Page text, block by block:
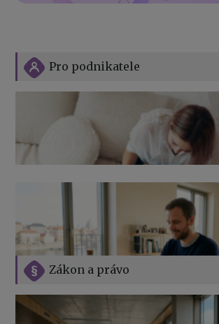
Zákon a právo
Pro podnikatele
Jak na podnikání při rodičovské dovolené